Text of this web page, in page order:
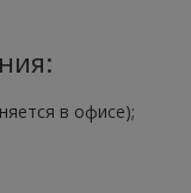
в офисе);